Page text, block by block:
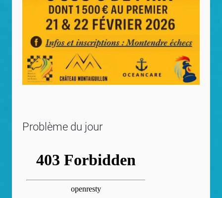
Problème du jour